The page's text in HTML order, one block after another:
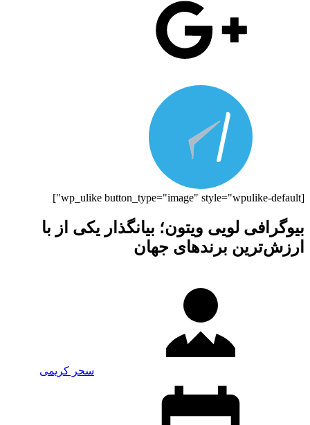
[wp_ulike button_type="image" style="wpulike-default"]
بیوگرافی لویی ویتون؛ بیانگذار یکی از با
ارزش‌ترین برندهای جهان
سحر کریمی